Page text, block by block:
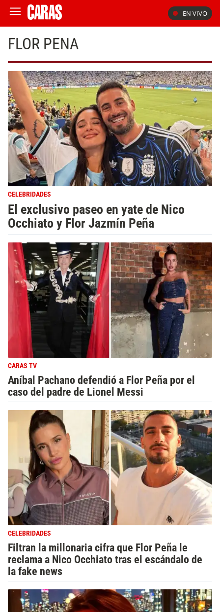
EN VIVO
FLOR PENA
CELEBRIDADES
El exclusivo paseo en yate de Nico
Occhiato y Flor Jazmín Peña
CARAS TV
Aníbal Pachano defendió a Flor Peña por el
caso del padre de Lionel Messi
CELEBRIDADES
Filtran la millonaria cifra que Flor Peña le
reclama a Nico Occhiato tras el escándalo de
la fake news